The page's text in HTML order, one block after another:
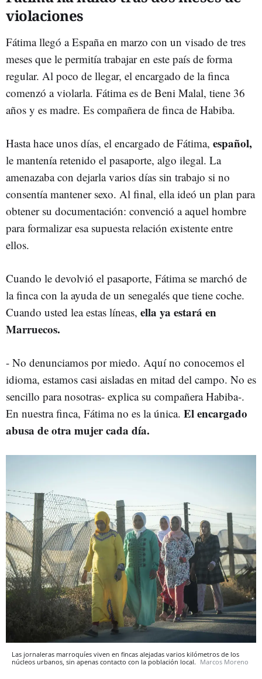
violaciones
Fátima llegó a España en marzo con un visado de tres
meses que le permitía trabajar en este país de forma
regular. Al poco de llegar, el encargado de la finca
comenzó a violarla. Fátima es de Beni Malal, tiene 36
años y es madre. Es compañera de finca de Habiba.
Hasta hace unos días, el encargado de Fátima, español,
le mantenía retenido el pasaporte, algo ilegal. La
amenazaba con dejarla varios días sin trabajo si no
consentía mantener sexo. Al final, ella ideó un plan para
obtener su documentación: convenció a aquel hombre
para formalizar esa supuesta relación existente entre
ellos.
Cuando le devolvió el pasaporte, Fátima se marchó de
la finca con la ayuda de un senegalés que tiene coche.
Cuando usted lea estas líneas, ella ya estará en
Marruecos.
- No denunciamos por miedo. Aquí no conocemos el
idioma, estamos casi aisladas en mitad del campo. No es
sencillo para nosotras- explica su compañera Habiba-.
En nuestra finca, Fátima no es la única. El encargado
abusa de otra mujer cada día.
Las jornaleras marroquíes viven en fincas alejadas varios kilómetros de los
núcleos urbanos, sin apenas contacto con la población local. Marcos Moreno